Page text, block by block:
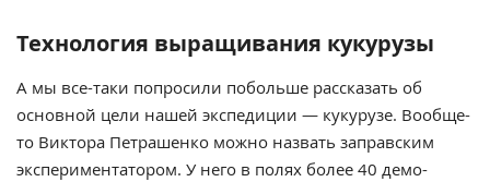
Технология выращивания кукурузы
А мы все-таки попросили побольше рассказать об
основной цели нашей экспедиции — кукурузе. Вообще-
то Виктора Петрашенко можно назвать заправским
экспериментатором. У него в полях более 40 демо-